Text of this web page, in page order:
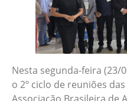
Nesta segunda-feira (23/
o 2º ciclo de reuniões